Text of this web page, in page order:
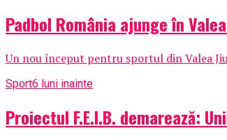
Padbol România ajunge în
Un nou început pentru sportul din Valea
Sport6 luni inainte
Proiectul F.E.I.B. demarează: